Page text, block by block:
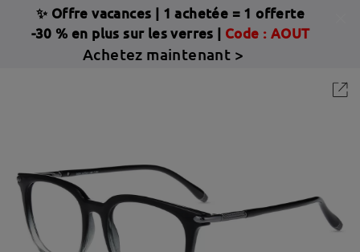
✨ Offre vacances | 1 achetée = 1 offerte
-30 % en plus sur les verres | Code : AOUT
Achetez maintenant >